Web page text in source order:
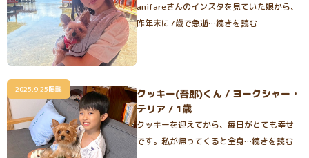
anifareさんのインスタを見ていた娘から、
昨年末に7歳で急逝…続きを読む
2025.9.25掲載
クッキー(吾郎)くん / ヨークシャー・
テリア / 1歳
クッキーを迎えてから、毎日がとても幸せ
です。私が帰ってくると全身…続きを読む